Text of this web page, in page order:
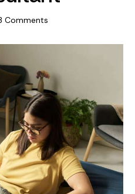
Comments